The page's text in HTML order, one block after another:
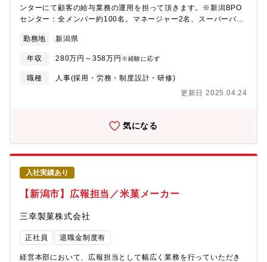
ンターにて顧客の給与業務の運用を担って頂きます。※新潟BPO
センター：全メンバー約100名。マネージャー2名、スーパーバイ
（電話・メール・WEB打ち合わせ）・顧客から給与データを受領
し、専用システムに登録・エクセル、専用ツールを使い、給与計
算結果の確認・顧客提案、見積作成のサポート など■募集部門
Bulas事業部 新潟BPOセンター
勤務地 新潟県
年収 280万円～358万円 ※経験に応ず
職種
人事(採用・労務・制度設計・研修)
更新日 2025.04.24
気になる
入社実績あり
【新潟市】広報担当／米菓メーカー
三幸製菓株式会社
正社員 退職金制度有
経営本部において、広報担当として幅広く業務を行っていただき